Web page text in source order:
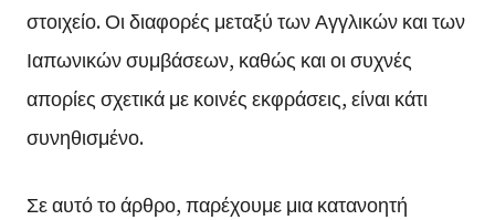
στοιχείο. Οι διαφορές μεταξύ των Αγγλικών και των
Ιαπωνικών συμβάσεων, καθώς και οι συχνές
απορίες σχετικά με κοινές εκφράσεις, είναι κάτι
συνηθισμένο.
Σε αυτό το άρθρο, παρέχουμε μια κατανοητή